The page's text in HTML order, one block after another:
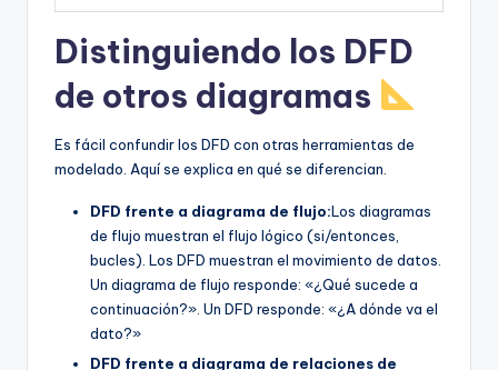
Distinguiendo los DFD
de otros diagramas
Es fácil confundir los DFD con otras herramientas de
modelado. Aquí se explica en qué se diferencian.
DFD frente a diagrama de flujo:Los diagramas
de flujo muestran el flujo lógico (si/entonces,
bucles). Los DFD muestran el movimiento de datos.
Un diagrama de flujo responde: «¿Qué sucede a
continuación?». Un DFD responde: «¿A dónde va el
dato?»
DFD frente a diagrama de relaciones de